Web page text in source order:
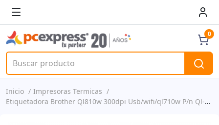
0
Inicio
Impresoras Termicas
Etiquetadora Brother Ql810w 300dpi Usb/wifi/ql710w P/n Ql-810w